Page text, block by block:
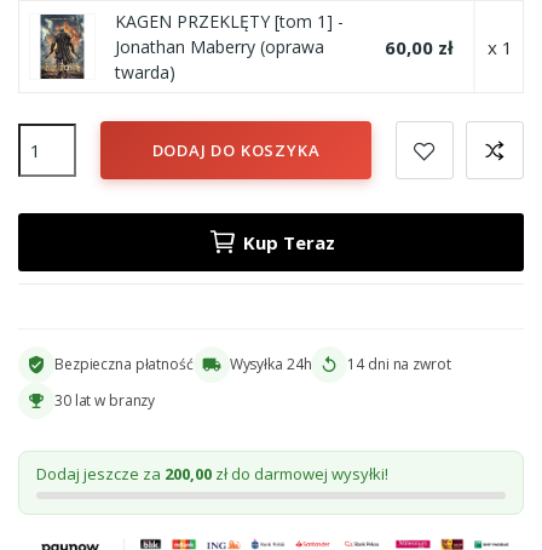
KAGEN PRZEKLĘTY [tom 1] -
Jonathan Maberry (oprawa
twarda)
60,00 zł x 1
DODAJ DO KOSZYKA
Kup Teraz
verified_user Bezpieczna płatność local_shipping Wysyłka 24h replay 14 dni na zwrot
emoji_events 30 lat w branzy
Dodaj jeszcze za 200,00 zł do darmowej wysyłki!